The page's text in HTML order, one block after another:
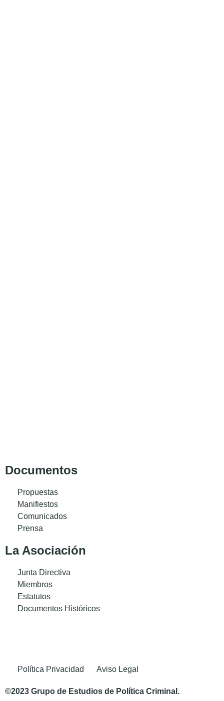
Documentos
Propuestas
Manifiestos
Comunicados
Prensa
La Asociación
Junta Directiva
Miembros
Estatutos
Documentos Históricos
Política Privacidad Aviso Legal
©2023 Grupo de Estudios de Política Criminal.